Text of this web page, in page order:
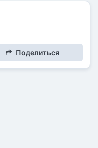
Поделиться